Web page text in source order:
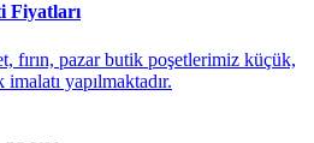
Fiyatları
fırın, pazar butik poşetlerimiz küçük,
yapılmaktadır.